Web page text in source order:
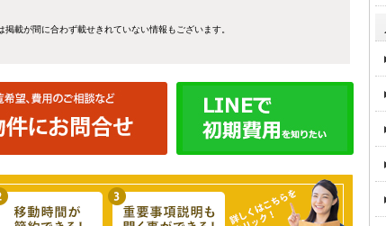
載が間に合わず載せきれていない情報もございます。